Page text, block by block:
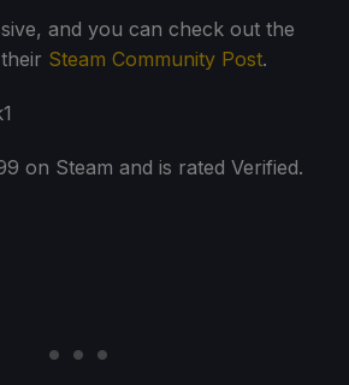
and you can check out the
Steam Community Post.
on Steam and is rated Verified.